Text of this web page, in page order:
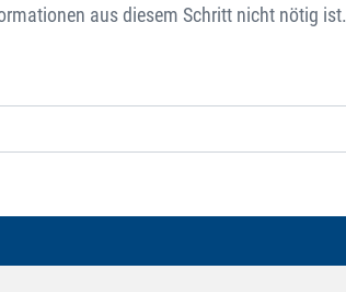
aus diesem Schritt nicht nötig ist.